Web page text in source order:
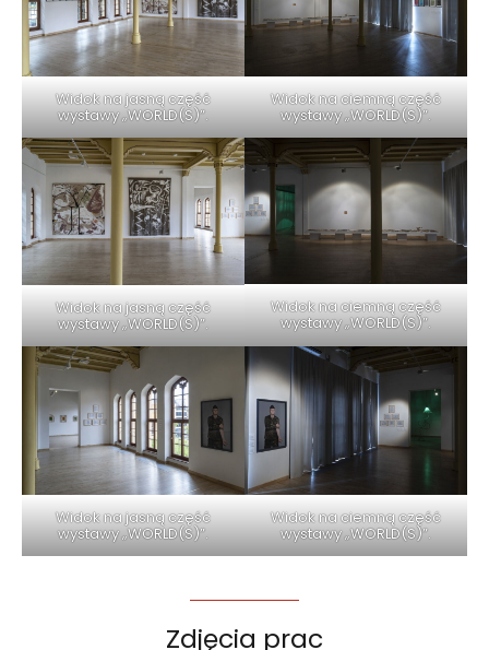
Widok na jasną część
wystawy „WORLD(S)”.
Widok na ciemną część
wystawy „WORLD(S)”.
Widok na jasną część
wystawy „WORLD(S)”.
Widok na ciemną część
wystawy „WORLD(S)”.
Widok na jasną część
wystawy „WORLD(S)”.
Widok na ciemną część
wystawy „WORLD(S)”.
Zdjęcia prac